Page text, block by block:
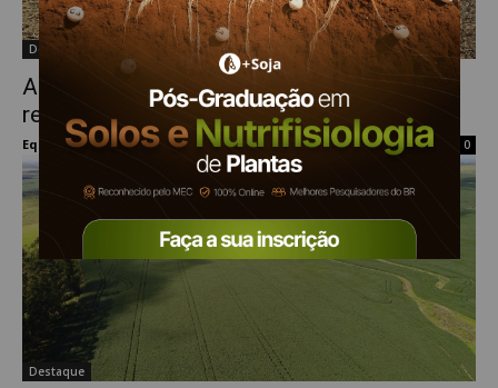
Destaque
Aprovação da Reforma da Previdência
recebe apoio da Aprosoja Brasil
Equipe Mais Soja -4 de abril de 2019 0
Destaque